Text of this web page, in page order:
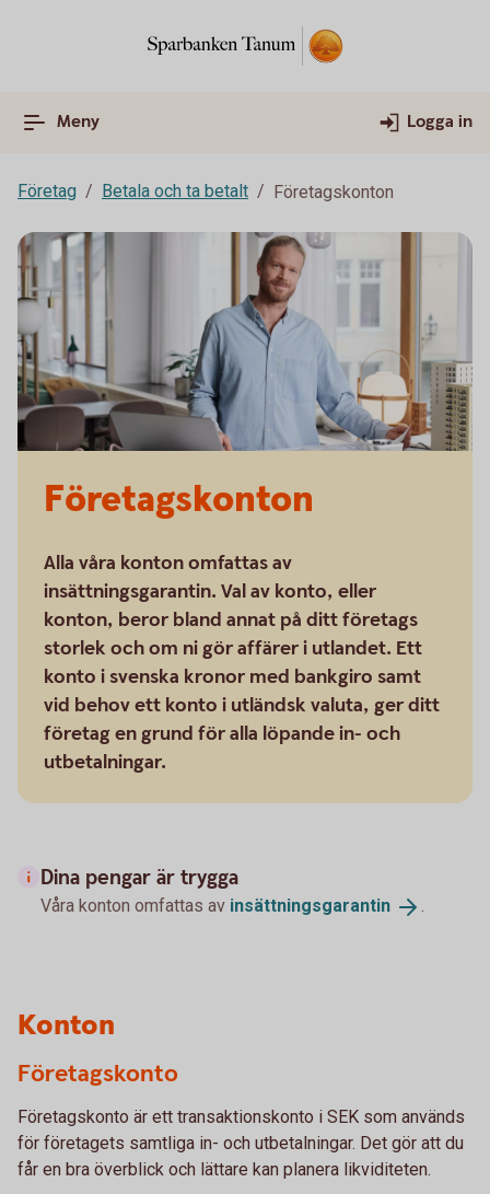
Meny Logga in
Företag Betala och ta betalt Företagskonton
Företagskonton
Alla våra konton omfattas av
insättningsgarantin. Val av konto, eller
konton, beror bland annat på ditt företags
storlek och om ni gör affärer i utlandet. Ett
konto i svenska kronor med bankgiro samt
vid behov ett konto i utländsk valuta, ger ditt
företag en grund för alla löpande in- och
utbetalningar.
Dina pengar är trygga
Våra konton omfattas av insättningsgarantin .
Konton
Företagskonto
Företagskonto är ett transaktionskonto i SEK som används
för företagets samtliga in- och utbetalningar. Det gör att du
får en bra överblick och lättare kan planera likviditeten.